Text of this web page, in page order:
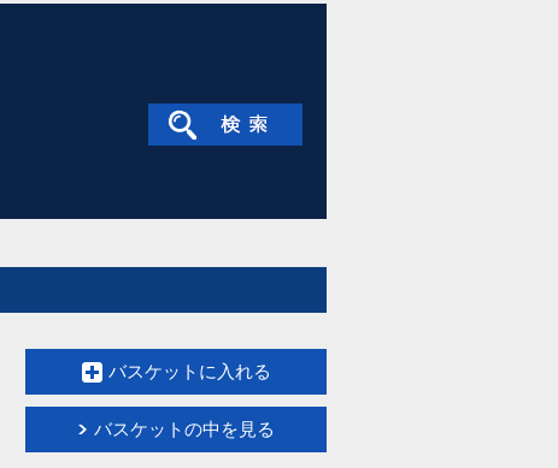
バスケットに入れる
バスケットの中を見る